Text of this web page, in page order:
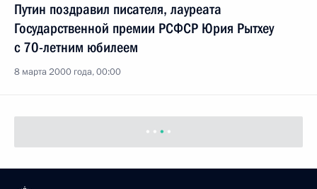
Путин поздравил писателя, лауреата
Государственной премии РСФСР Юрия Рытхеу
с 70-летним юбилеем
8 марта 2000 года, 00:00